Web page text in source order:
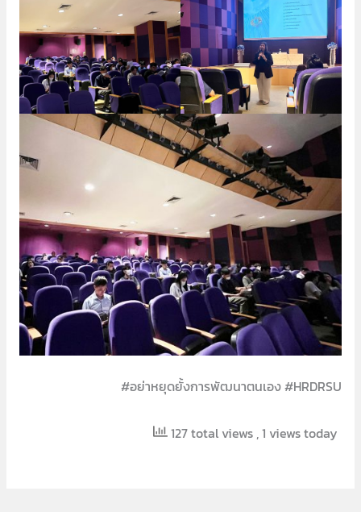
#อย่าหยุดยั้งการพัฒนาตนเอง #HRDRSU
127 total views , 1 views today